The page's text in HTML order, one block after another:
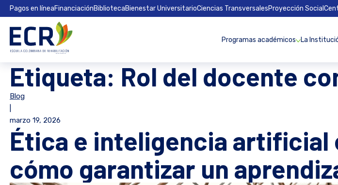
Pagos en líneaFinanciaciónBibliotecaBienestar UniversitarioCiencias TransversalesProyección Social
Programas académicos La
Etiqueta: Rol del docente
Blog
marzo 19, 2026
Ética e inteligencia artificial
cómo garantizar un